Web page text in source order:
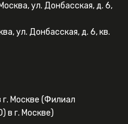
ул. Донбасская, д. 6,
ул. Донбасская, д. 6, кв.
Москве (Филиал
в г. Москве)